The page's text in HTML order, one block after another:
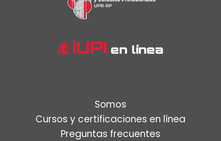
Somos
Cursos y certificaciones en línea
Preguntas frecuentes